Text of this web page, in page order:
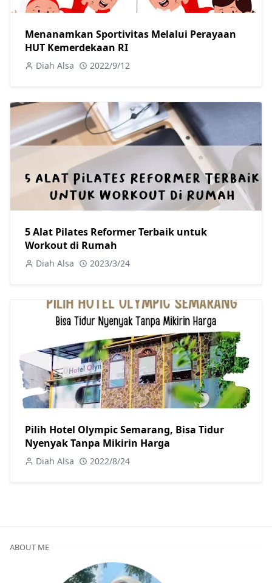
Menanamkan Sportivitas Melalui Perayaan
HUT Kemerdekaan RI
Diah Alsa 2022/9/12
5 Alat Pilates Reformer Terbaik untuk
Workout di Rumah
Diah Alsa 2023/3/24
Pilih Hotel Olympic Semarang, Bisa Tidur
Nyenyak Tanpa Mikirin Harga
Diah Alsa 2022/8/24
ABOUT ME